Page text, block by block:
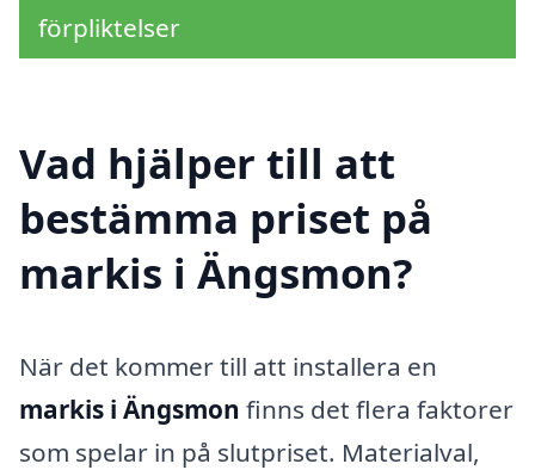
förpliktelser
Vad hjälper till att
bestämma priset på
markis i Ängsmon?
När det kommer till att installera en
markis i Ängsmon finns det flera faktorer
som spelar in på slutpriset. Materialval,